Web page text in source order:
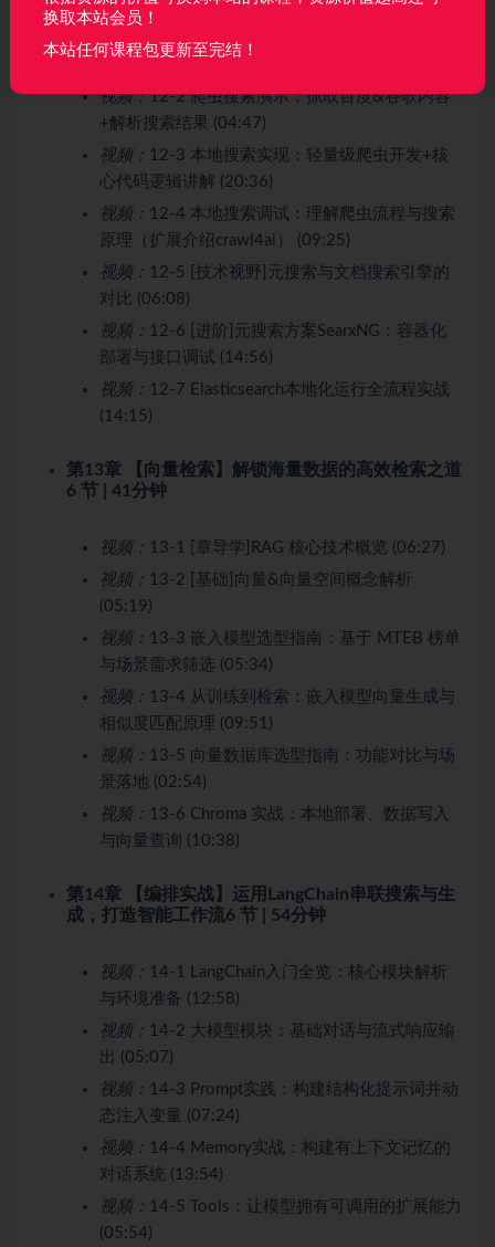
12-1 [章导学]本地搜索介绍：本地检索、
视频：12-2 爬虫搜索演示：抓取百度&谷歌内容
+解析搜索结果 (04:47)
视频： 12-3 本地搜索实现：轻量级爬虫开发+核
心代码逻辑讲解 (20:36)
视频： 12-4 本地搜索调试：理解爬虫流程与搜索
原理（扩展介绍crawl4ai） (09:25)
视频： 12-5 [技术视野]元搜索与文档搜索引擎的
对比 (06:08)
视频： 12-6 [进阶]元搜索方案SearxNG：容器化
部署与接口调试 (14:56)
视频： 12-7 Elasticsearch本地化运行全流程实战
(14:15)
第13章 【向量检索】解锁海量数据的高效检索之道
6 节 | 41分钟
视频： 13-1 [章导学]RAG 核心技术概览 (06:27)
视频： 13-2 [基础]向量&向量空间概念解析
(05:19)
视频： 13-3 嵌入模型选型指南：基于 MTEB 榜单
与场景需求筛选 (05:34)
视频： 13-4 从训练到检索：嵌入模型向量生成与
相似度匹配原理 (09:51)
视频： 13-5 向量数据库选型指南：功能对比与场
景落地 (02:54)
视频： 13-6 Chroma 实战：本地部署、数据写入
与向量查询 (10:38)
第14章 【编排实战】运用LangChain串联搜索与生
成，打造智能工作流6 节 | 54分钟
视频： 14-1 LangChain入门全览：核心模块解析
与环境准备 (12:58)
视频： 14-2 大模型模块：基础对话与流式响应输
出 (05:07)
视频： 14-3 Prompt实践：构建结构化提示词并动
态注入变量 (07:24)
视频： 14-4 Memory实战：构建有上下文记忆的
对话系统 (13:54)
视频： 14-5 Tools：让模型拥有可调用的扩展能力
(05:54)
换取本站会员！
本站任何课程包更新至完结！